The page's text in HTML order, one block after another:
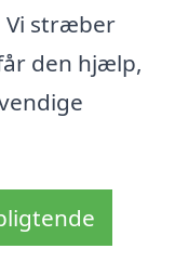
Vi stræber
den hjælp,